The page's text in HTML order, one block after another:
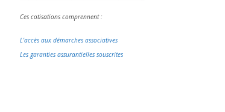
Ces cotisations comprennent :
L’accès aux démarches associatives
Les garanties assurantielles souscrites